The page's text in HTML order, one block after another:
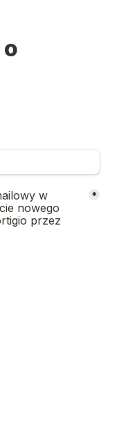
w
nowego
przez
*